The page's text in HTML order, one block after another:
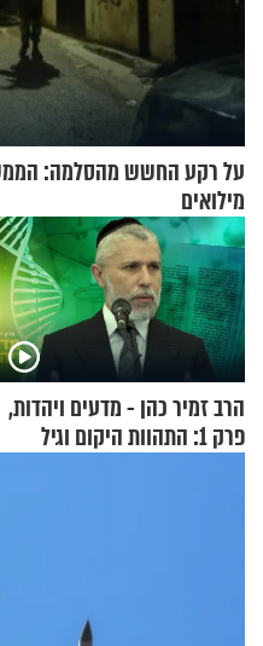
מילואים
הרב זמיר כהן - מדעים ויהדות,
פרק 1: התהוות היקום וגיל